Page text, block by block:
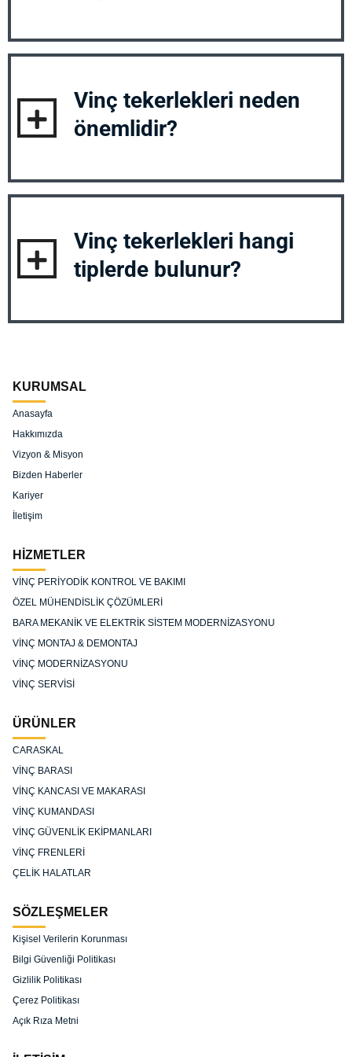
Vinç tekerlekleri düzenli olarak temizlenmeli,
Ayrıca, periyodik olarak aşınma ve hasar
kontrolü yapılmalıdır.
Vinç tekerlekleri neden
önemlidir?
Vinç tekerlekleri, vinçlerin stabilitesini sağlar,
çalışma ortamı sunar.
Vinç tekerlekleri hangi
tiplerde bulunur?
KURUMSAL
Anasayfa
Hakkımızda
Vizyon & Misyon
Bizden Haberler
Kariyer
İletişim
HİZMETLER
VİNÇ PERİYODİK KONTROL VE BAKIMI
ÖZEL MÜHENDİSLİK ÇÖZÜMLERİ
BARA MEKANİK VE ELEKTRİK SİSTEM MODERNİZASYONU
VİNÇ MONTAJ & DEMONTAJ
VİNÇ MODERNİZASYONU
VİNÇ SERVİSİ
ÜRÜNLER
CARASKAL
VİNÇ BARASI
VİNÇ KANCASI VE MAKARASI
VİNÇ KUMANDASI
VİNÇ GÜVENLİK EKİPMANLARI
VİNÇ FRENLERİ
ÇELİK HALATLAR
SÖZLEŞMELER
Kişisel Verilerin Korunması
Bilgi Güvenliği Politikası
Gizlilik Politikası
Çerez Politikası
Açık Rıza Metni